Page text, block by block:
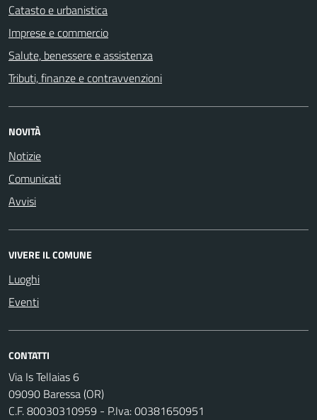
Catasto e urbanistica
Imprese e commercio
Salute, benessere e assistenza
Tributi, finanze e contravvenzioni
NOVITÀ
Notizie
Comunicati
Avvisi
VIVERE IL COMUNE
Luoghi
Eventi
CONTATTI
Via Is Tellaias 6
09090 Baressa (OR)
C.F. 80030310959 - P.Iva: 00381650951